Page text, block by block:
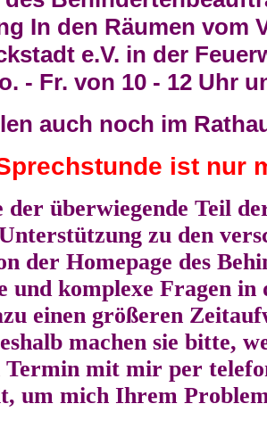
In den Räumen vom
e.V. in der
- Fr. von 10 - 12 Uhr
auch noch im
ist nur
überwiegende Teil
zu den
der Homepage des
und komplexe Fragen
einen größeren
machen sie bitte,
Termin mit mir per
um mich Ihrem